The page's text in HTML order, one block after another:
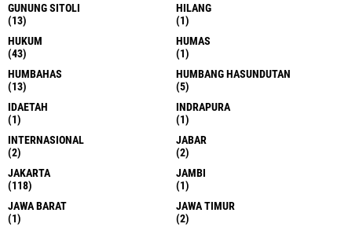
GUNUNG SITOLI
(13)
HILANG
(1)
HUKUM
(43)
HUMAS
(1)
HUMBAHAS
(13)
HUMBANG HASUNDUTAN
(5)
IDAETAH
(1)
INDRAPURA
(1)
INTERNASIONAL
(2)
JABAR
(2)
JAKARTA
(118)
JAMBI
(1)
JAWA BARAT
(1)
JAWA TIMUR
(2)